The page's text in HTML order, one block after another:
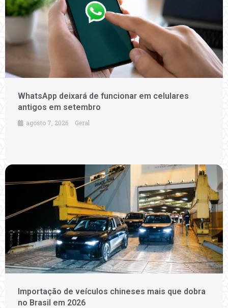
WhatsApp deixará de funcionar em celulares
antigos em setembro
agosto 7, 2026 Geral
Importação de veículos chineses mais que dobra
no Brasil em 2026